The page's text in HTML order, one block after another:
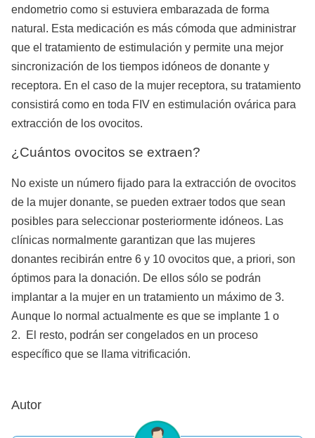
endometrio como si estuviera embarazada de forma
natural. Esta medicación es más cómoda que administrar
que el tratamiento de estimulación y permite una mejor
sincronización de los tiempos idóneos de donante y
receptora. En el caso de la mujer receptora, su tratamiento
consistirá como en toda FIV en estimulación ovárica para
extracción de los ovocitos.
¿Cuántos ovocitos se extraen?
No existe un número fijado para la extracción de ovocitos
de la mujer donante, se pueden extraer todos que sean
posibles para seleccionar posteriormente idóneos. Las
clínicas normalmente garantizan que las mujeres
donantes recibirán entre 6 y 10 ovocitos que, a priori, son
óptimos para la donación. De ellos sólo se podrán
implantar a la mujer en un tratamiento un máximo de 3.
Aunque lo normal actualmente es que se implante 1 o
2. El resto, podrán ser congelados en un proceso
específico que se llama vitrificación.
Autor